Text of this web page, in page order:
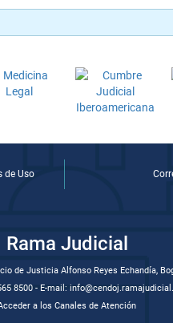
de Uso
Rama Judicial
de Justicia Alfonso Reyes Echandía,
8500 - E-mail:
a los Canales de Atención